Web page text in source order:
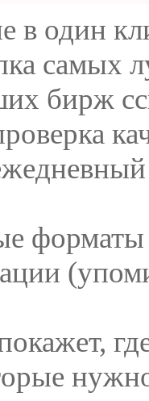
один
самых
бирж
форматы